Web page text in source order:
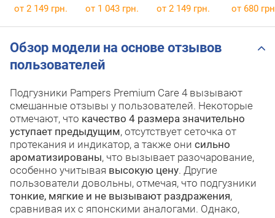
3 / 216 pcs
1/ 94 pcs
4 / 188 pcs
Pants 5
от 2 149 грн. от 1 043 грн. от 2 149 грн. от 680
Обзор модели на основе отзывов
пользователей
Подгузники Pampers Premium Care 4 вызывают
смешанные отзывы у пользователей. Некоторые
отмечают, что качество 4 размера значительно
уступает предыдущим, отсутствует сеточка от
протекания и индикатор, а также они сильно
ароматизированы, что вызывает разочарование,
особенно учитывая высокую цену. Другие
пользователи довольны, отмечая, что подгузники
тонкие, мягкие и не вызывают раздражения,
сравнивая их с японскими аналогами. Однако,